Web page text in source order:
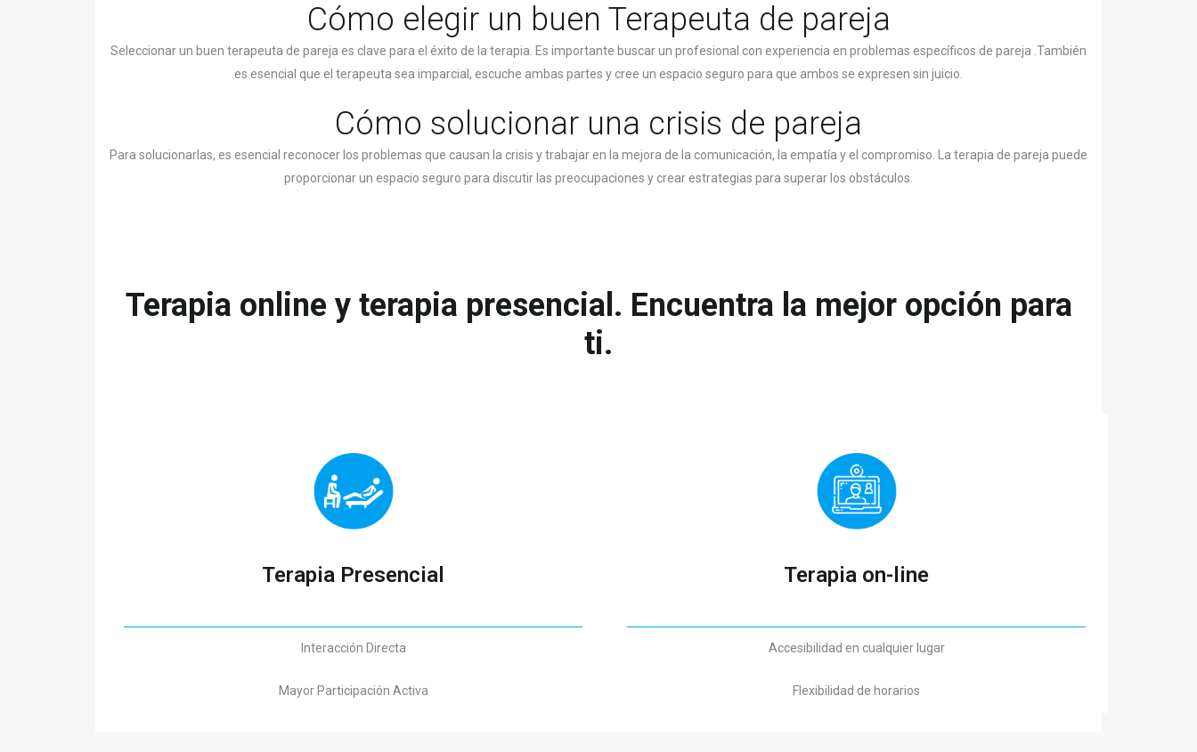
Cómo elegir un buen Terapeuta de pareja
Seleccionar un buen terapeuta de pareja es clave para el éxito de la terapia. Es importante buscar un profesional con experiencia en problemas específicos de pareja .También
es esencial que el terapeuta sea imparcial, escuche ambas partes y cree un espacio seguro para que ambos se expresen sin juicio.
Cómo solucionar una crisis de pareja
Para solucionarlas, es esencial reconocer los problemas que causan la crisis y trabajar en la mejora de la comunicación, la empatía y el compromiso. La terapia de pareja puede
proporcionar un espacio seguro para discutir las preocupaciones y crear estrategias para superar los obstáculos.
Terapia online y terapia presencial. Encuentra la mejor opción para
ti.
Terapia Presencial
Interacción Directa
Mayor Participación Activa
Terapia on-line
Accesibilidad en cualquier lugar
Flexibilidad de horarios